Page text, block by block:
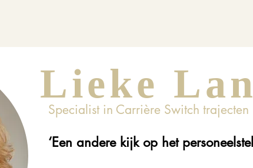
Specialist in Carrière Switch trajecten
Lieke
‘Een andere kijk op het